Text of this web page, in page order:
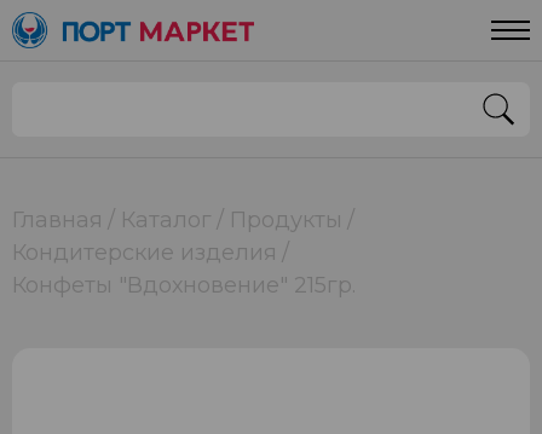
Главная Каталог
Продукты
Кондитерские изделия
Конфеты "Вдохновение" 215гр.